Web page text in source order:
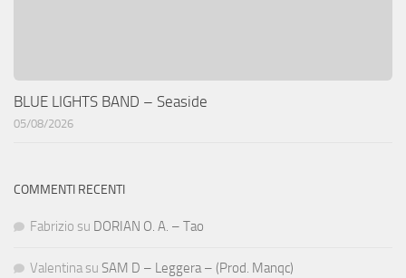
BLUE LIGHTS BAND – Seaside
05/08/2026
COMMENTI RECENTI
Fabrizio su DORIAN O. A. – Tao
Valentina su SAM D – Leggera – (Prod. Manqc)